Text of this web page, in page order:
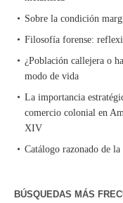
Sobre la condición
Filosofía forense:
¿Población callejera o
modo de vida
La importancia
comercio colonial en
XIV
Catálogo razonado de
BÚSQUEDAS MÁS